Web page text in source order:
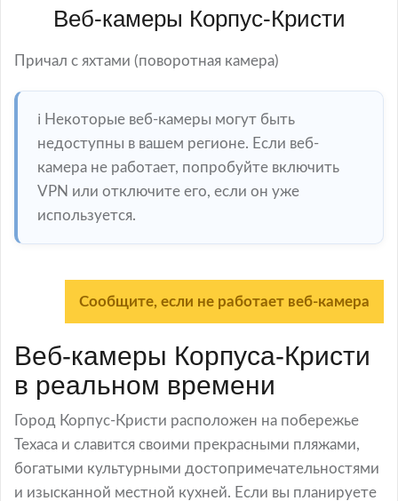
Веб-камеры Корпус-Кристи
Причал с яхтами (поворотная камера)
ℹ️ Некоторые веб-камеры могут быть
недоступны в вашем регионе. Если веб-
камера не работает, попробуйте включить
VPN или отключите его, если он уже
используется.
Сообщите, если не работает веб-камера
Веб-камеры Корпуса-Кристи
в реальном времени
Город Корпус-Кристи расположен на побережье
Техаса и славится своими прекрасными пляжами,
богатыми культурными достопримечательностями
и изысканной местной кухней. Если вы планируете